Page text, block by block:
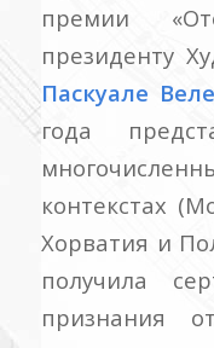
премии
президенту
Паскуале
года
контекстах
Хорватия и
получила
признания